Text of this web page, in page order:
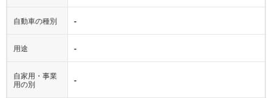
自動車の種別 -
用途 -
自家用・事業
用の別
-